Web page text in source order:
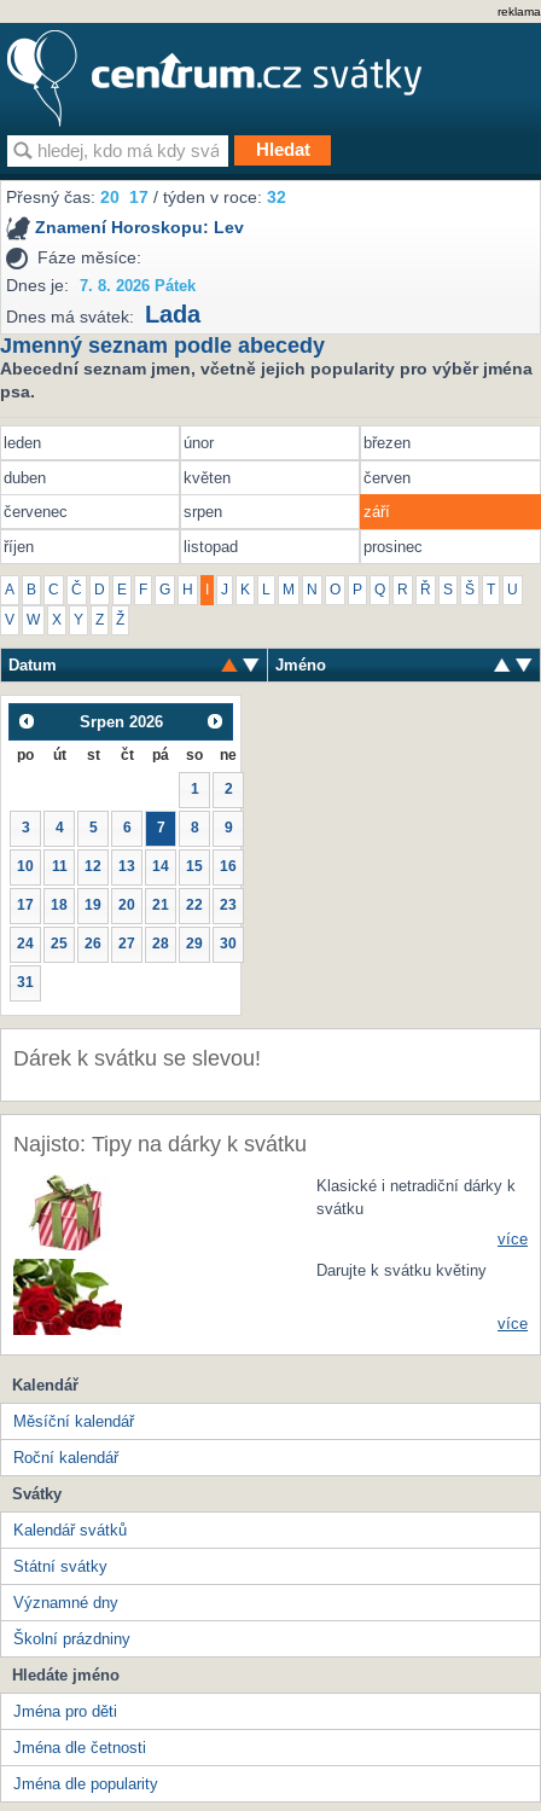
reklama
Přesný čas:20 17 / týden v roce:32
Znamení Horoskopu: Lev
Fáze měsíce:
Dnes je:
7. 8. 2026 Pátek
Dnes má svátek: Lada
Jmenný seznam podle abecedy
Abecední seznam jmen, včetně jejich popularity pro výběr jména
psa.
leden únor
březen
duben
květen
červen
červenec
srpen
září
říjen
listopad prosinec
A B C Č D E F G H J K L M N O P Q R Ř S Š U
V W X Y Z Ž
Datum Jméno
Srpen 2026
po út st čt pá so ne
1 2
3 4 5 6 7 8 9
10 11 12 13 14 15 16
17 18 19 20 21 22 23
24 25 26 27 28 29 30
31
Dárek k svátku se slevou!
Najisto: Tipy na dárky k svátku
Klasické i netradiční dárky k
svátku
více
Darujte k svátku květiny
více
Kalendář
Měsíční kalendář
Roční kalendář
Svátky
Kalendář svátků
Státní svátky
Významné dny
Školní prázdniny
Hledáte jméno
Jména pro děti
Jména dle četnosti
Jména dle popularity